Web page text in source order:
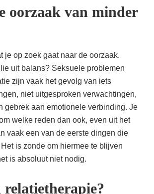
oorzaak van minder
je op zoek gaat naar de oorzaak.
uit balans? Seksuele problemen
zijn vaak het gevolg van iets
niet uitgesproken verwachtingen,
gebrek aan emotionele verbinding. Je
welke reden dan ook, even uit het
vaak een van de eerste dingen die
is zonde om hiermee te blijven
is absoluut niet nodig.
relatietherapie?